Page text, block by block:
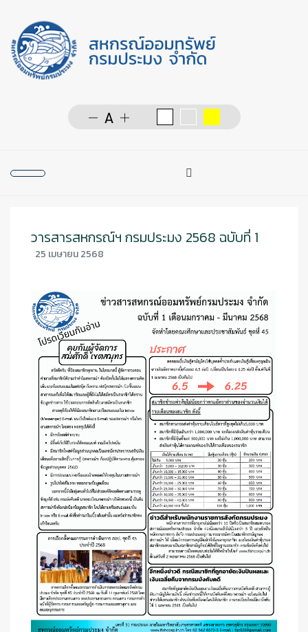
การค้นหา
วารสารสหกรณ์ฯ กรมประมง 2568 ฉบับที่ 1
25 เมษายน 2568